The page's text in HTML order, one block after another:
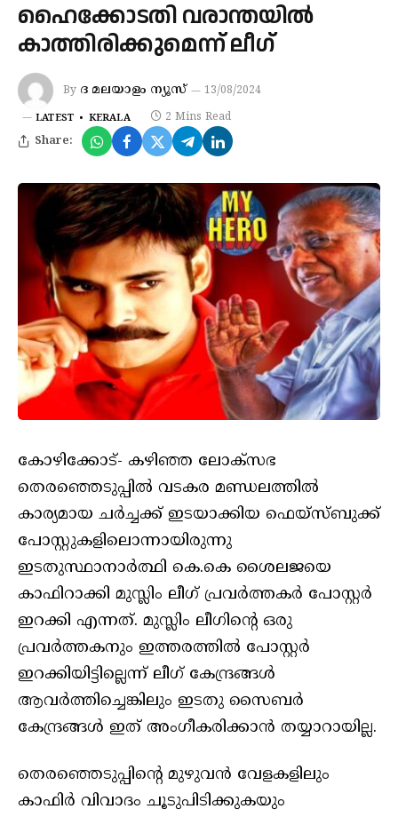
ഹൈക്കോടതി വരാന്തയിൽ
കാത്തിരിക്കുമെന്ന് ലീഗ്
By ദ മലയാളം ന്യൂസ് 13/08/2024
LATEST KERALA 2 Mins Read
Share:
കോഴിക്കോട്- കഴിഞ്ഞ ലോക്സഭ
തെരഞ്ഞെടുപ്പിൽ വടകര മണ്ഡലത്തിൽ
കാര്യമായ ചർച്ചക്ക് ഇടയാക്കിയ ഫെയ്സ്ബുക്ക്
പോസ്റ്റുകളിലൊന്നായിരുന്നു
ഇടതുസ്ഥാനാർത്ഥി കെ.കെ ശൈലജയെ
കാഫിറാക്കി മുസ്ലിം ലീഗ് പ്രവർത്തകർ പോസ്റ്റർ
ഇറക്കി എന്നത്. മുസ്ലിം ലീഗിന്റെ ഒരു
പ്രവർത്തകനും ഇത്തരത്തിൽ പോസ്റ്റർ
ഇറക്കിയിട്ടില്ലെന്ന് ലീഗ് കേന്ദ്രങ്ങൾ
ആവർത്തിച്ചെങ്കിലും ഇടതു സൈബർ
കേന്ദ്രങ്ങൾ ഇത് അംഗീകരിക്കാൻ തയ്യാറായില്ല.
തെരഞ്ഞെടുപ്പിന്റെ മുഴുവൻ വേളകളിലും
കാഫിർ വിവാദം ചൂടുപിടിക്കുകയും